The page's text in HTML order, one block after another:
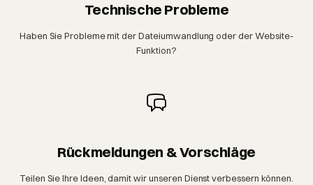
Technische Probleme
Haben Sie Probleme mit der Dateiumwandlung oder der Website-
Funktion?
Rückmeldungen & Vorschläge
Teilen Sie Ihre Ideen, damit wir unseren Dienst verbessern können.